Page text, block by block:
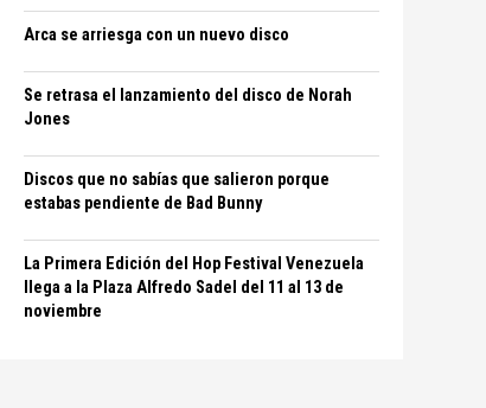
Arca se arriesga con un nuevo disco
Se retrasa el lanzamiento del disco de Norah
Jones
Discos que no sabías que salieron porque
estabas pendiente de Bad Bunny
La Primera Edición del Hop Festival Venezuela
llega a la Plaza Alfredo Sadel del 11 al 13 de
noviembre